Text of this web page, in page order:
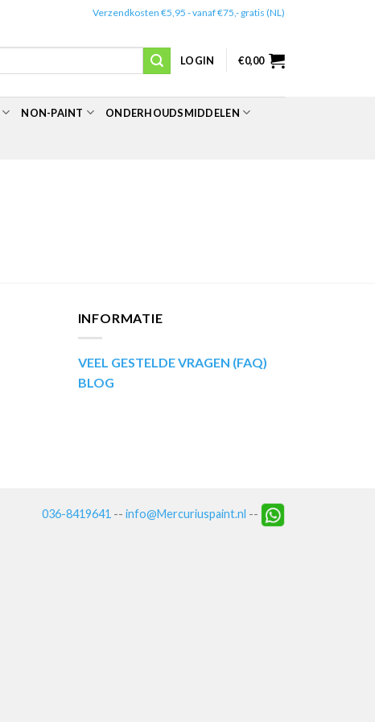
Verzendkosten €5,95 - vanaf €75,- gratis (NL)
LOGIN €0,00
NON-PAINT ONDERHOUDSMIDDELEN
INFORMATIE
VEEL GESTELDE VRAGEN (FAQ)
BLOG
036-8419641 -- info@Mercuriuspaint.nl --